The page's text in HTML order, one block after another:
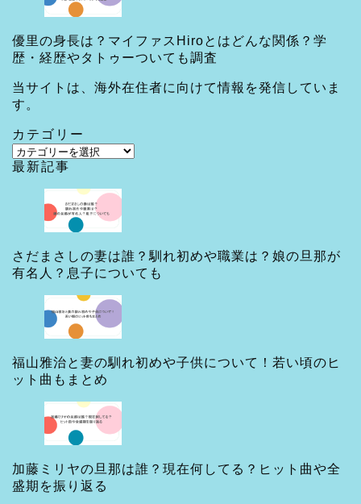
優里の身長は？マイファスHiroとはどんな関係？学
歴・経歴やタトゥーついても調査
当サイトは、海外在住者に向けて情報を発信していま
す。
カテゴリー
カ
テ
最新記事
さだまさしの妻は誰？馴れ初めや職業は？娘の旦那が
有名人？息子についても
福山雅治と妻の馴れ初めや子供について！若い頃のヒ
ット曲もまとめ
加藤ミリヤの旦那は誰？現在何してる？ヒット曲や全
盛期を振り返る